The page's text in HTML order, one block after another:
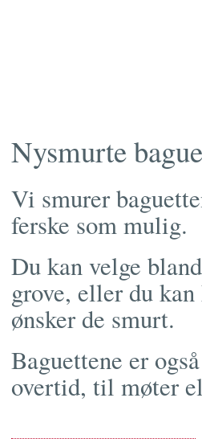
Nysmurte
Vi smurer
ferske som mulig.
Du kan velge
grove, eller du
ønsker de smurt.
Baguettene er
overtid, til møter